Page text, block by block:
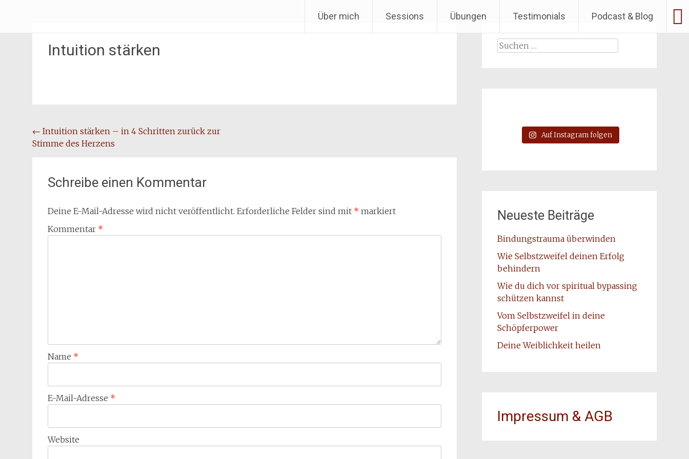
springen
Über mich Sessions Übungen Testimonials Podcast & Blog
Intuition stärken
Beitragsnavigation
← Intuition stärken – in 4 Schritten zurück zur
Stimme des Herzens
Schreibe einen Kommentar
Deine E-Mail-Adresse wird nicht veröffentlicht. Erforderliche Felder sind mit * markiert
Kommentar *
Name *
E-Mail-Adresse *
Website
Suchen
Auf Instagram folgen
Neueste Beiträge
Bindungstrauma überwinden
Wie Selbstzweifel deinen Erfolg
behindern
Wie du dich vor spiritual bypassing
schützen kannst
Vom Selbstzweifel in deine
Schöpferpower
Deine Weiblichkeit heilen
Impressum & AGB